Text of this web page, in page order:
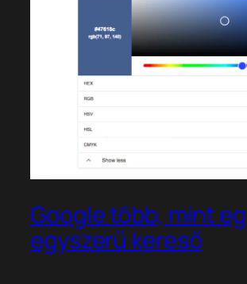
Google több, mint
egyszerű kereső